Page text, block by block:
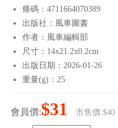
條碼：4711664070389
出版社：風車圖書
作者：風車編輯部
尺寸：14x21.2x0.2cm
出版日期：2026-01-26
重量(g)：25
會員價:$31 市售價:$40